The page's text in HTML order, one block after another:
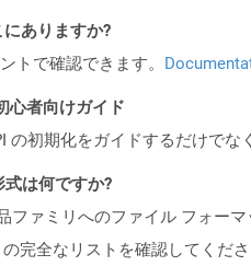
ありますか?
トで確認できます。
心者向けガイド
初期化をガイドするだけでな
は何ですか?
ァミリへのファイル フォーマ
の完全なリストを確認してくださ